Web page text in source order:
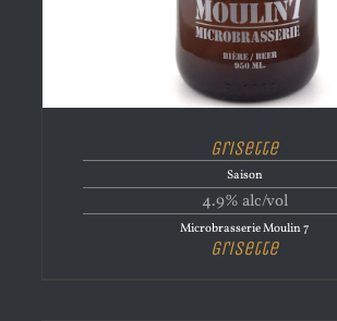
Grisette
Saison
4.9% alc/vol
Microbrasserie Moulin 7
Grisette